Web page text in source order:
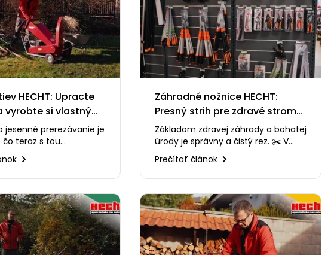
HECHT: Upracte
vyrobte si vlastný
jesenné prerezávanie je
teraz s tou
Namiesto
alebo…
Záhradné nožnice HECHT:
Presný strih pre zdravé stromy
a kríky
Základom zdravej záhrady a bohatej
úrody je správny a čistý rez. ✂️ V
tomto videu vám predstavíme
sortiment záhradných…
Prečítať článok